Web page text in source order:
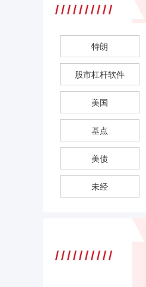
特朗
股市杠杆软件
美国
基点
美债
未经